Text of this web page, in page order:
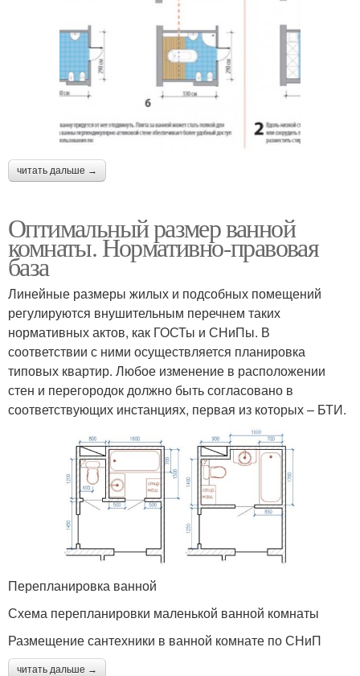
читать дальше →
Оптимальный размер ванной
комнаты. Нормативно-правовая
база
Линейные размеры жилых и подсобных помещений
регулируются внушительным перечнем таких
нормативных актов, как ГОСТы и СНиПы. В
соответствии с ними осуществляется планировка
типовых квартир. Любое изменение в расположении
стен и перегородок должно быть согласовано в
соответствующих инстанциях, первая из которых – БТИ.
Перепланировка ванной
Схема перепланировки маленькой ванной комнаты
Размещение сантехники в ванной комнате по СНиП
читать дальше →